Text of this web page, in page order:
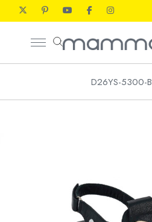
D26YS-5300-B